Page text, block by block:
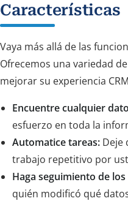
Características
Vaya más allá de las
Ofrecemos una variedad
mejorar su experiencia
Encuentre cualquier
esfuerzo en toda la
Automatice tareas: Deje
trabajo repetitivo por
Haga seguimiento de
quién modificó qué